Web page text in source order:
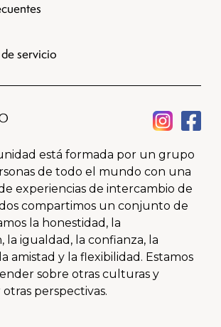
servicio
está formada por un grupo
de todo el mundo con una
experiencias de intercambio de
compartimos un conjunto de
la honestidad, la
la igualdad, la confianza, la
amistad y la flexibilidad. Estamos
sobre otras culturas y
perspectivas.